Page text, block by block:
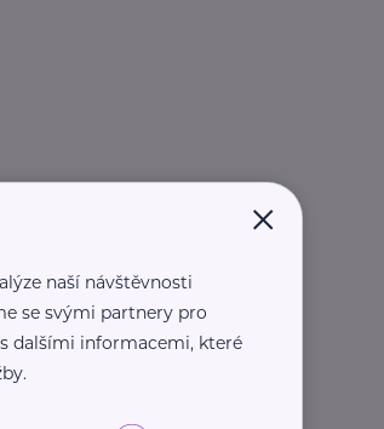
×
naší návštěvnosti
se svými partnery pro
dalšími informacemi, které